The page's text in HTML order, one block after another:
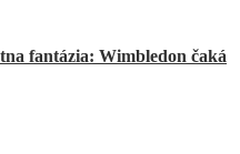
fantázia: Wimbledon čaká